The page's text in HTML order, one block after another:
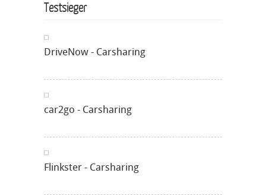
Testsieger
DriveNow - Carsharing
car2go - Carsharing
Flinkster - Carsharing